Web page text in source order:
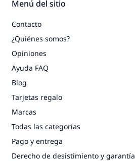
Menú del sitio
Contacto
¿Quiénes somos?
Opiniones
Ayuda FAQ
Blog
Tarjetas regalo
Marcas
Todas las categorías
Pago y entrega
Derecho de desistimiento y garantía